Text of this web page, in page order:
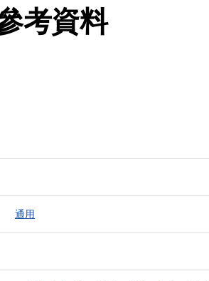
考資料
通用